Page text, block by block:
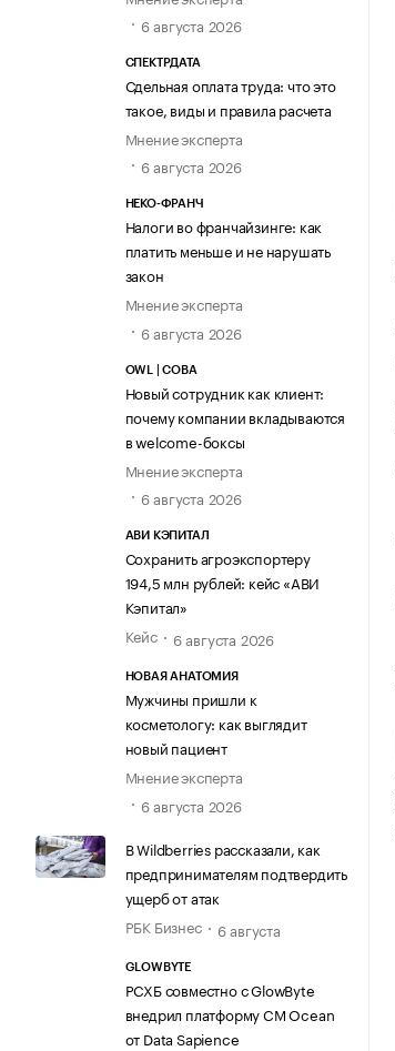
6 августа 2026
СПЕКТРДАТА
Сдельная оплата труда: что это
такое, виды и правила расчета
Мнение эксперта
6 августа 2026
НЕКО-ФРАНЧ
Налоги во франчайзинге: как
платить меньше и не нарушать
закон
Мнение эксперта
6 августа 2026
OWL | СОВА
Новый сотрудник как клиент:
почему компании вкладываются
в welcome-боксы
Мнение эксперта
6 августа 2026
АВИ КЭПИТАЛ
Сохранить агроэкспортеру
194,5 млн рублей: кейс «АВИ
Кэпитал»
Кейс
6 августа 2026
НОВАЯ АНАТОМИЯ
Мужчины пришли к
косметологу: как выглядит
новый пациент
Мнение эксперта
6 августа 2026
В Wildberries рассказали, как
предпринимателям подтвердить
ущерб от атак
РБК Бизнес
6 августа
GLOWBYTE
РСХБ совместно с GlowByte
внедрил платформу CM Ocean
от Data Sapience